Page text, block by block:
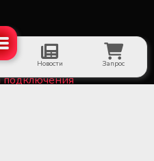
Новости Запрос
подключения